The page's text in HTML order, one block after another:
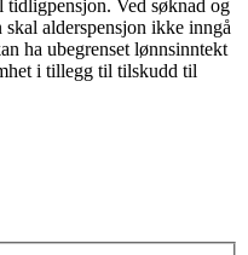
Ved søknad og
alderspensjon ikke inngå
ha ubegrenset lønnsinntekt
i tillegg til tilskudd til